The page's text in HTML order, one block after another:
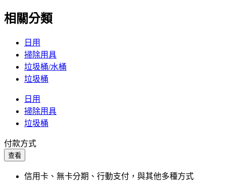
相關分類
日用
掃除用具
垃圾桶/水桶
垃圾桶
日用
掃除用具
垃圾桶
付款方式
查看
信用卡、無卡分期、行動支付，與其他多種方式